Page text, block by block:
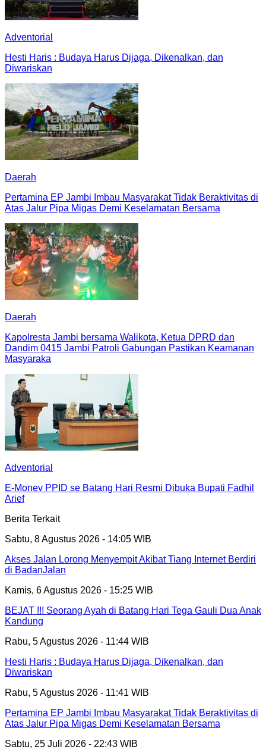
Adventorial
Hesti Haris : Budaya Harus Dijaga, Dikenalkan, dan
Diwariskan
Daerah
Pertamina EP Jambi Imbau Masyarakat Tidak Beraktivitas di
Atas Jalur Pipa Migas Demi Keselamatan Bersama
Daerah
Kapolresta Jambi bersama Walikota, Ketua DPRD dan
Dandim 0415 Jambi Patroli Gabungan Pastikan Keamanan
Masyaraka
Adventorial
E-Monev PPID se Batang Hari Resmi Dibuka Bupati Fadhil
Arief
Berita Terkait
Sabtu, 8 Agustus 2026 - 14:05 WIB
Akses Jalan Lorong Menyempit Akibat Tiang Internet Berdiri
di BadanJalan
Kamis, 6 Agustus 2026 - 15:25 WIB
BEJAT !!! Seorang Ayah di Batang Hari Tega Gauli Dua Anak
Kandung
Rabu, 5 Agustus 2026 - 11:44 WIB
Hesti Haris : Budaya Harus Dijaga, Dikenalkan, dan
Diwariskan
Rabu, 5 Agustus 2026 - 11:41 WIB
Pertamina EP Jambi Imbau Masyarakat Tidak Beraktivitas di
Atas Jalur Pipa Migas Demi Keselamatan Bersama
Sabtu, 25 Juli 2026 - 22:43 WIB